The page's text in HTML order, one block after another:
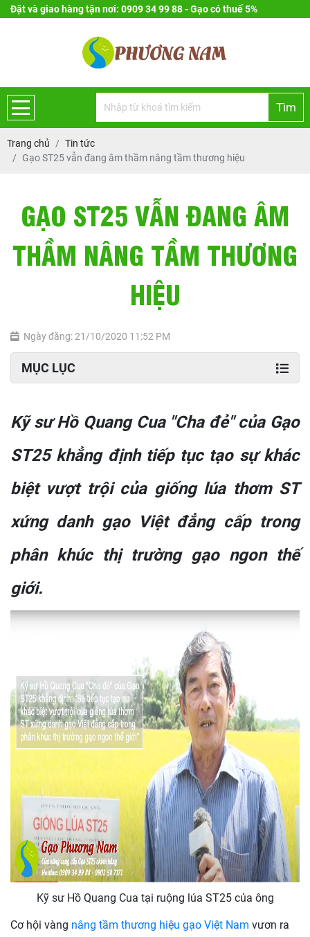
Đặt và giao hàng tận nơi: 0909 34 99 88 - Gạo có thuế 5%
Tìm
Trang chủ
Tin tức
Gạo ST25 vẫn đang âm thầm nâng tầm thương hiệu
GẠO ST25 VẪN ĐANG ÂM
THẦM NÂNG TẦM THƯƠNG
HIỆU
Ngày đăng: 21/10/2020 11:52 PM
MỤC LỤC
Kỹ sư Hồ Quang Cua "Cha đẻ" của Gạo
ST25 khẳng định tiếp tục tạo sự khác
biệt vượt trội của giống lúa thơm ST
xứng danh gạo Việt đẳng cấp trong
phân khúc thị trường gạo ngon thế
giới.
Kỹ sư Hồ Quang Cua tại ruộng lúa ST25 của ông
Cơ hội vàng nâng tầm thương hiệu gạo Việt Nam vươn ra